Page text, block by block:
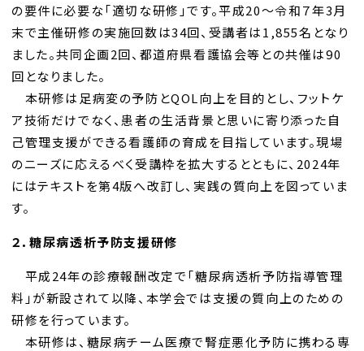
の要件に必要な「適切な研修」です。平成20～令和７年3月
末で主催研修の実施回数は34回、受講者は1,855名となり
ました。共同企画2回、都道府県看護協会等との共催は90
回となりました。
本研修は足病変の予防とQOL向上を目的とし、フットケ
ア技術だけでなく、患者の生活背景と思いに寄り添った自
己管理支援ができる看護師の育成を目指しています。現場
のニーズに応えるべく受講枠を拡大するとともに、2024年
にはテキストを第4版へ改訂し、実践の質向上を図っていま
す。
２．糖尿病透析予防支援研修
平成24年の診療報酬改定で「糖尿病透析予防指導管理
料」が新設されて以降、本学会では支援の質向上のための
研修を行っています。
本研修は、糖尿病チーム医療で腎症悪化予防に携わる専